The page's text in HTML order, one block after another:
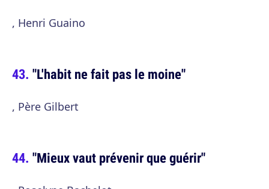
, Henri Guaino
"L'habit ne fait pas le moine"
, Père Gilbert
"Mieux vaut prévenir que guérir"